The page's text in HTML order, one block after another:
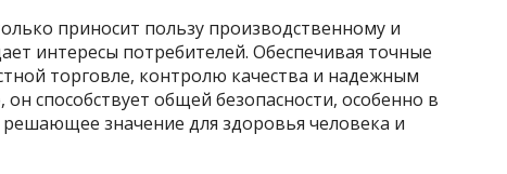
приносит пользу производственному и
интересы потребителей. Обеспечивая точные
торговле, контролю качества и надежным
способствует общей безопасности, особенно в
значение для здоровья человека и